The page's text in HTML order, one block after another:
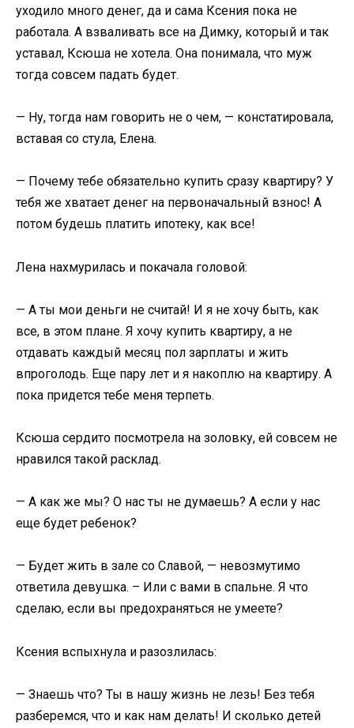
уходило много денег, да и сама Ксения пока не
работала. А взваливать все на Димку, который и так
уставал, Ксюша не хотела. Она понимала, что муж
тогда совсем падать будет.
— Ну, тогда нам говорить не о чем, — констатировала,
вставая со стула, Елена.
— Почему тебе обязательно купить сразу квартиру? У
тебя же хватает денег на первоначальный взнос! А
потом будешь платить ипотеку, как все!
Лена нахмурилась и покачала головой:
— А ты мои деньги не считай! И я не хочу быть, как
все, в этом плане. Я хочу купить квартиру, а не
отдавать каждый месяц пол зарплаты и жить
впроголодь. Еще пару лет и я накоплю на квартиру. А
пока придется тебе меня терпеть.
Ксюша сердито посмотрела на золовку, ей совсем не
нравился такой расклад.
— А как же мы? О нас ты не думаешь? А если у нас
еще будет ребенок?
— Будет жить в зале со Славой, — невозмутимо
ответила девушка. – Или с вами в спальне. Я что
сделаю, если вы предохраняться не умеете?
Ксения вспыхнула и разозлилась:
— Знаешь что? Ты в нашу жизнь не лезь! Без тебя
разберемся, что и как нам делать! И сколько детей